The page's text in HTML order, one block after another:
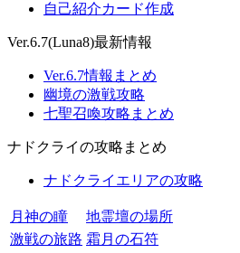
自己紹介カード作成
Ver.6.7(Luna8)最新情報
Ver.6.7情報まとめ
幽境の激戦攻略
七聖召喚攻略まとめ
ナドクライの攻略まとめ
ナドクライエリアの攻略
月神の瞳
地霊壇の場所
激戦の旅路 霜月の石符